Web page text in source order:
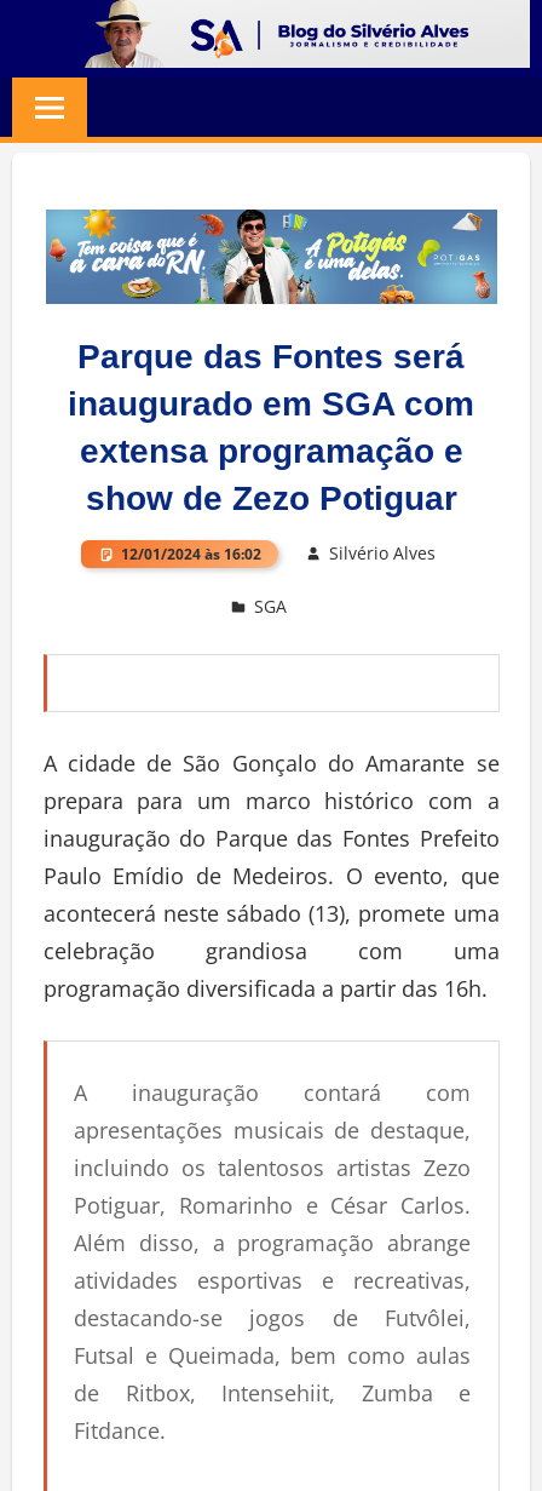
content
SILVERIO
ALVES
Jornalismo
Credibilidade
Parque das Fontes será
inaugurado em SGA com
extensa programação e
show de Zezo Potiguar
12/01/2024 às 16:02 Silvério Alves
SGA
A cidade de São Gonçalo do Amarante se
prepara para um marco histórico com a
inauguração do Parque das Fontes Prefeito
Paulo Emídio de Medeiros. O evento, que
acontecerá neste sábado (13), promete uma
celebração grandiosa com uma
programação diversificada a partir das 16h.
A inauguração contará com
apresentações musicais de destaque,
incluindo os talentosos artistas Zezo
Potiguar, Romarinho e César Carlos.
Além disso, a programação abrange
atividades esportivas e recreativas,
destacando-se jogos de Futvôlei,
Futsal e Queimada, bem como aulas
de Ritbox, Intensehiit, Zumba e
Fitdance.